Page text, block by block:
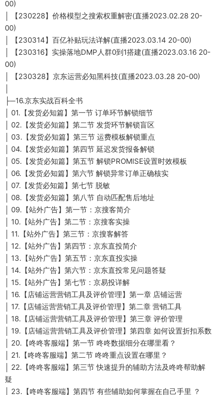
00)
│ 【230228】价格模型之搜索权重解密(直播2023.02.28 20-
00)
│ 【230314】百亿补贴玩法详解(直播2023.03.14 20-00)
│ 【230316】实操落地DMP人群0到1搭建(直播2023.03.16 20-
00)
│ 【230328】京东运营必知黑科技(直播2023.03.28 20-00)
├─16.京东实战百科全书
│ 01.【发货必知篇】第一节 订单环节解锁细节
│ 02.【发货必知篇】第二节 发货环节解锁盲区
│ 03.【发货必知篇】第三节 运费模板解锁重点
│ 04.【发货必知篇】第四节 延迟发货报备解锁
│ 05.【发货必知篇】第五节 解锁PROMISE设置时效模板
│ 06.【发货必知篇】第六节 解锁异常订单正确核实
│ 07.【发货必知篇】第七节 脱敏
│ 08.【发货必知篇】第八节 自动匹配售后地址
│ 09.【站外广告】第一节：京搜客简介
│ 10.【站外广告】第二节：京搜客实操
│ 11.【站外广告】第三节：京搜客解答
│ 12.【站外广告】第四节：京东直投简介
│ 13.【站外广告】第五节：京东直投实操
│ 14.【站外广告】第六节：京东直投常见问题答疑
│ 15.【站外广告】第七节：京易投详解
│ 16.【店铺运营营销工具及评价管理】第一章 店铺运营
│ 17.【店铺运营营销工具及评价管理】第二章 营销工具
│ 18.【店铺运营营销工具及评价管理】第三章 评价管理
│ 19.【店铺运营营销工具及评价管理】第四章 如何设置折扣系数
│ 20.【咚咚客服端】第一节 咚咚数据细分在哪里看？
│ 21.【咚咚客服端】第二节 咚咚重点设置在哪里？
│ 22.【咚咚客服端】第三节 快速提升的辅助方法及咚咚帮助解
疑
│ 23.【咚咚客服端】第四节 有些辅助如何掌握在自己手里 ？